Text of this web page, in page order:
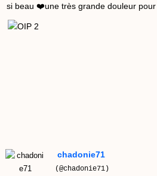
si beau ❤️une très grande douleur
chadonie71
(@chadonie71)